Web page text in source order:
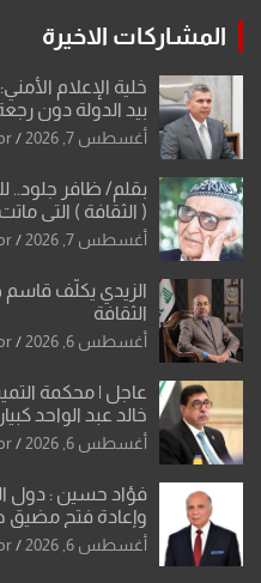
المشاركات الاخيرة
خلية الإعلام
بيد الدولة دون
أغسطس 7, 2026
بقلم/ ظافر جلود..
والإرث العظيم
أغسطس 7, 2026
الزيدي يكلّف قاسم
الثقافة
أغسطس 6, 2026
عاجل | محكمة
خالد عبد الواحد
أغسطس 6, 2026
فؤاد حسين : دول
وإعادة فتح مضيق
تحولات القدس
أغسطس 6, 2026